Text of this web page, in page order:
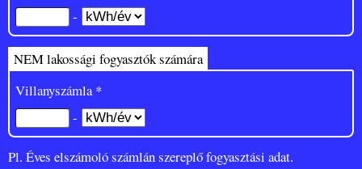
-
NEM lakossági fogyasztók számára
Villanyszámla *
-
Pl. Éves elszámoló számlán szereplő fogyasztási adat.